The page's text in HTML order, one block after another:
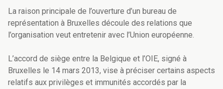
La raison principale de l’ouverture d’un bureau de
représentation à Bruxelles découle des relations que
l’organisation veut entretenir avec l’Union européenne.
L’accord de siège entre la Belgique et l’OIE, signé à
Bruxelles le 14 mars 2013, vise à préciser certains aspects
relatifs aux privilèges et immunités accordés par la